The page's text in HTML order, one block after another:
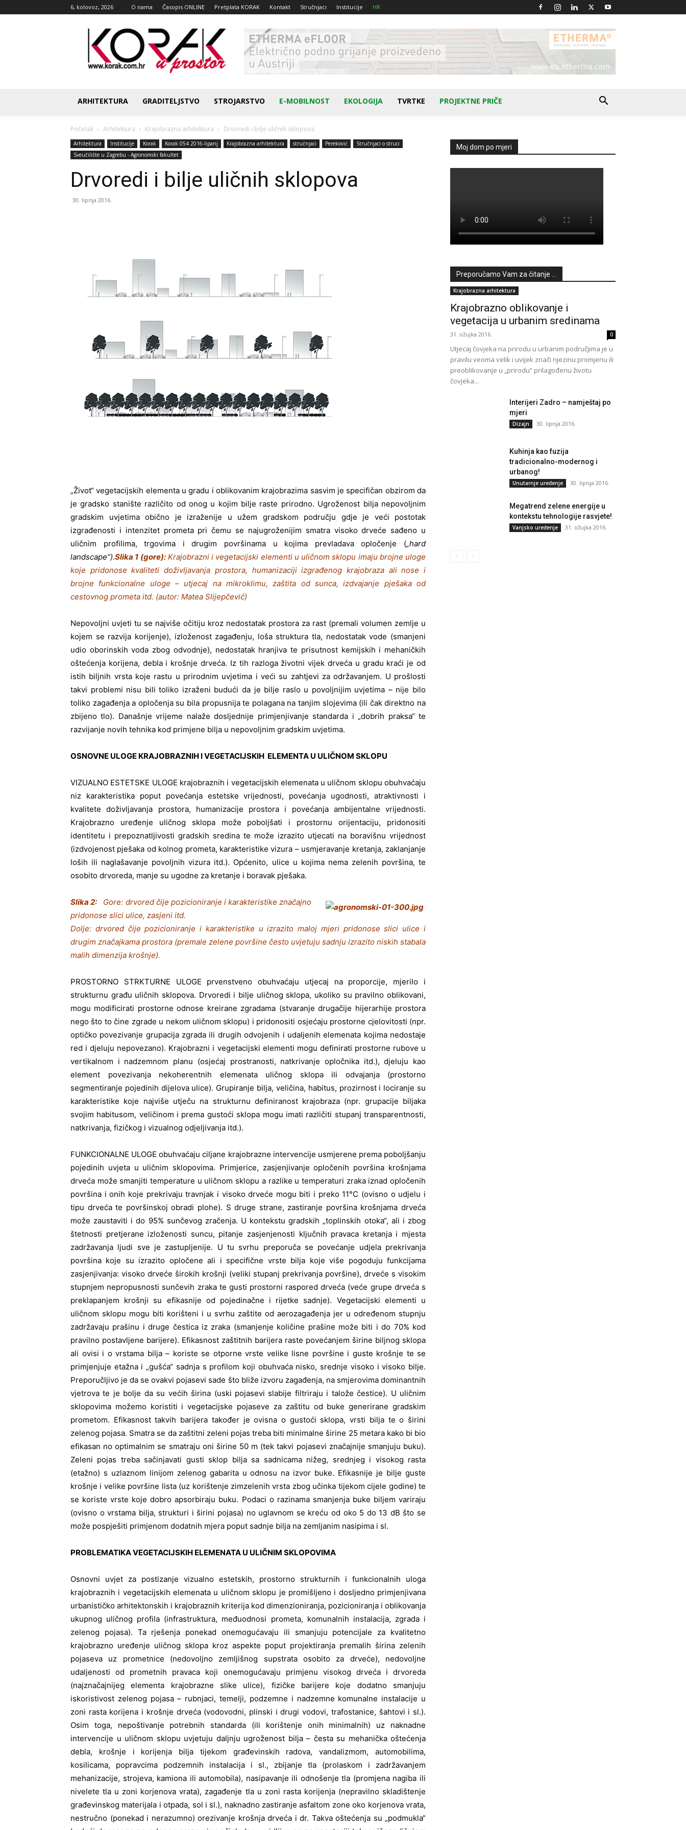
6, kolovoz, 2026 O nama Časopis ONLINE Pretplata KORAK Kontakt Stručnjaci Institucije HR
Korak
u
prostor
ARHITEKTURA GRADITELJSTVO STROJARSTVO E-MOBILNOST EKOLOGIJA TVRTKE PROJEKTNE PRIČE
Početak Arhitektura Krajobrazna arhitektura Drvoredi i bilje uličnih sklopova
Arhitektura Institucije Korak Korak 054 2016-lipanj Krajobrazna arhitektura stručnjaci Pereković
Stručnjaci o struci
Sveučilište u Zagrebu - Agronomski fakultet
Drvoredi i bilje uličnih sklopova
30. lipnja 2016.
„Život“ vegetacijskih elementa u gradu i oblikovanim krajobrazima sasvim je specifičan obzirom da
je gradsko stanište različito od onog u kojim bilje raste prirodno. Ugroženost bilja nepovoljnim
gradskim uvjetima obično je izraženije u užem gradskom području gdje je veći postotak
izgrađenosti i intenzitet prometa pri čemu se najugroženijim smatra visoko drveće sađeno u
uličnim profilima, trgovima i drugim površinama u kojima prevladava opločenje („hard
landscape“).Slika 1 (gore):Krajobrazni i vegetacijski elementi u uličnom sklopu imaju brojne uloge
koje pridonose kvaliteti doživljavanja prostora, humanizaciji izgrađenog krajobraza ali nose i
brojne funkcionalne uloge – utjecaj na mikroklimu, zaštita od sunca, izdvajanje pješaka od
cestovnog prometa itd. (autor: Matea Slijepčević)
Nepovoljni uvjeti tu se najviše očitiju kroz nedostatak prostora za rast (premali volumen zemlje u
kojem se razvija korijenje), izloženost zagađenju, loša struktura tla, nedostatak vode (smanjeni
udio oborinskih voda zbog odvodnje), nedostatak hranjiva te prisutnost kemijskih i mehaničkih
oštećenja korijena, debla i krošnje drveća. Iz tih razloga životni vijek drveća u gradu kraći je od
istih biljnih vrsta koje rastu u prirodnim uvjetima i veći su zahtjevi za održavanjem. U prošlosti
takvi problemi nisu bili toliko izraženi budući da je bilje raslo u povoljnijim uvjetima – nije bilo
toliko zagađenja a opločenja su bila propusnija te polagana na tanjim slojevima (ili čak direktno na
zbijeno tlo). Današnje vrijeme nalaže dosljednije primjenjivanje standarda i „dobrih praksa“ te
razvijanje novih tehnika kod primjene bilja u nepovoljnim gradskim uvjetima.
OSNOVNE ULOGE KRAJOBRAZNIH I VEGETACIJSKIH ELEMENTA U ULIČNOM SKLOPU
VIZUALNO ESTETSKE ULOGE krajobraznih i vegetacijskih elemenata u uličnom sklopu obuhvaćaju
niz karakteristika poput povećanja estetske vrijednosti, povećanja ugodnosti, atraktivnosti i
kvalitete doživljavanja prostora, humanizacije prostora i povećanja ambijentalne vrijednosti.
Krajobrazno uređenje uličnog sklopa može poboljšati i prostornu orijentaciju, pridonositi
identitetu i prepoznatljivosti gradskih sredina te može izrazito utjecati na boravišnu vrijednost
(izdvojenost pješaka od kolnog prometa, karakteristike vizura – usmjeravanje kretanja, zaklanjanje
loših ili naglašavanje povoljnih vizura itd.). Općenito, ulice u kojima nema zelenih površina, te
osobito drvoreda, manje su ugodne za kretanje i boravak pješaka.
Slika 2: Gore: drvored čije pozicioniranje i karakteristike značajno
pridonose slici ulice, zasjeni itd.
Dolje: drvored čije pozicioniranje i karakteristike u izrazito maloj mjeri pridonose slici ulice i
drugim značajkama prostora (premale zelene površine često uvjetuju sadnju izrazito niskih stabala
malih dimenzija krošnje).
PROSTORNO STRKTURNE ULOGE prvenstveno obuhvaćaju utjecaj na proporcije, mjerilo i
strukturnu građu uličnih sklopova. Drvoredi i bilje uličnog sklopa, ukoliko su pravilno oblikovani,
mogu modificirati prostorne odnose kreirane zgradama (stvaranje drugačije hijerarhije prostora
nego što to čine zgrade u nekom uličnom sklopu) i pridonositi osjećaju prostorne cjelovitosti (npr.
optičko povezivanje grupacija zgrada ili drugih odvojenih i udaljenih elemenata kojima nedostaje
red i djeluju nepovezano). Krajobrazni i vegetacijski elementi mogu definirati prostorne rubove u
vertikalnom i nadzemnom planu (osjećaj prostranosti, natkrivanje opločnika itd.), djeluju kao
element povezivanja nekoherentnih elemenata uličnog sklopa ili odvajanja (prostorno
segmentiranje pojedinih dijelova ulice). Grupiranje bilja, veličina, habitus, prozirnost i lociranje su
karakteristike koje najviše utječu na strukturnu definiranost krajobraza (npr. grupacije biljaka
svojim habitusom, veličinom i prema gustoći sklopa mogu imati različiti stupanj transparentnosti,
natkrivanja, fizičkog i vizualnog odjeljivanja itd.).
FUNKCIONALNE ULOGE obuhvaćaju ciljane krajobrazne intervencije usmjerene prema poboljšanju
pojedinih uvjeta u uličnim sklopovima. Primjerice, zasjenjivanje opločenih površina krošnjama
drveća može smanjiti temperature u uličnom sklopu a razlike u temperaturi zraka iznad opločenih
površina i onih koje prekrivaju travnjak i visoko drveće mogu biti i preko 11°C (ovisno o udjelu i
tipu drveća te površinskoj obradi plohe). S druge strane, zastiranje površina krošnjama drveća
može zaustaviti i do 95% sunčevog zračenja. U kontekstu gradskih „toplinskih otoka“, ali i zbog
štetnosti pretjerane izloženosti suncu, pitanje zasjenjenosti ključnih pravaca kretanja i mjesta
zadržavanja ljudi sve je zastupljenije. U tu svrhu preporuča se povećanje udjela prekrivanja
površina koje su izrazito opločene ali i specifične vrste bilja koje više pogoduju funkcijama
zasjenjivanja: visoko drveće širokih krošnji (veliki stupanj prekrivanja površine), drveće s visokim
stupnjem nepropusnosti sunčevih zraka te gusti prostorni raspored drveća (veće grupe drveća s
preklapanjem krošnji su efikasnije od pojedinačne i rijetke sadnje). Vegetacijski elementi u
uličnom sklopu mogu biti korišteni i u svrhu zaštite od aerozagađenja jer u određenom stupnju
zadržavaju prašinu i druge čestica iz zraka (smanjenje količine prašine može biti i do 70% kod
pravilno postavljene barijere). Efikasnost zaštitnih barijera raste povećanjem širine biljnog sklopa
ali ovisi i o vrstama bilja – koriste se otporne vrste velike lisne površine i guste krošnje te se
primjenjuje etažna i „gušća“ sadnja s profilom koji obuhvaća nisko, srednje visoko i visoko bilje.
Preporučljivo je da se ovakvi pojasevi sade što bliže izvoru zagađenja, na smjerovima dominantnih
vjetrova te je bolje da su većih širina (uski pojasevi slabije filtriraju i talože čestice). U uličnim
sklopovima možemo koristiti i vegetacijske pojaseve za zaštitu od buke generirane gradskim
prometom. Efikasnost takvih barijera također je ovisna o gustoći sklopa, vrsti bilja te o širini
zelenog pojasa. Smatra se da zaštitni zeleni pojas treba biti minimalne širine 25 metara kako bi bio
efikasan no optimalnim se smatraju oni širine 50 m (tek takvi pojasevi značajnije smanjuju buku).
Zeleni pojas treba sačinjavati gusti sklop bilja sa sadnicama nižeg, srednjeg i visokog rasta
(etažno) s uzlaznom linijom zelenog gabarita u odnosu na izvor buke. Efikasnije je bilje guste
krošnje i velike površine lista (uz korištenje zimzelenih vrsta zbog učinka tijekom cijele godine) te
se koriste vrste koje dobro apsorbiraju buku. Podaci o razinama smanjenja buke biljem variraju
(ovisno o vrstama bilja, strukturi i širini pojasa) no uglavnom se kreću od oko 5 do 13 dB što se
može pospješiti primjenom dodatnih mjera poput sadnje bilja na zemljanim nasipima i sl.
PROBLEMATIKA VEGETACIJSKIH ELEMENATA U ULIČNIM SKLOPOVIMA
Osnovni uvjet za postizanje vizualno estetskih, prostorno strukturnih i funkcionalnih uloga
krajobraznih i vegetacijskih elemenata u uličnom sklopu je promišljeno i dosljedno primjenjivana
urbanističko arhitektonskih i krajobraznih kriterija kod dimenzioniranja, pozicioniranja i oblikovanja
ukupnog uličnog profila (infrastruktura, međuodnosi prometa, komunalnih instalacija, zgrada i
zelenog pojasa). Ta rješenja ponekad onemogućavaju ili smanjuju potencijale za kvalitetno
krajobrazno uređenje uličnog sklopa kroz aspekte poput projektiranja premalih širina zelenih
pojaseva uz prometnice (nedovoljno zemljišnog supstrata osobito za drveće), nedovoljne
udaljenosti od prometnih pravaca koji onemogućavaju primjenu visokog drveća i drvoreda
(najznačajnijeg elementa krajobrazne slike ulice), fizičke barijere koje dodatno smanjuju
iskoristivost zelenog pojasa – rubnjaci, temelji, podzemne i nadzemne komunalne instalacije u
zoni rasta korijena i krošnje drveća (vodovodni, plinski i drugi vodovi, trafostanice, šahtovi i sl.).
Osim toga, nepoštivanje potrebnih standarda (ili korištenje onih minimalnih) uz naknadne
intervencije u uličnom sklopu uvjetuju daljnju ugroženost bilja – česta su mehanička oštećenja
debla, krošnje i korijenja bilja tijekom građevinskih radova, vandalizmom, automobilima,
kosilicama, popravcima podzemnih instalacija i sl., zbijanje tla (prolaskom i zadržavanjem
mehanizacije, strojeva, kamiona ili automobila), nasipavanje ili odnošenje tla (promjena nagiba ili
nivelete tla u zoni korjenova vrata), zagađenje tla u zoni rasta korijenja (nepravilno skladištenje
građevinskog materijala i otpada, sol i sl.), naknadno zastiranje asfaltom zone oko korjenova vrata,
nestručno (ponekad i nerazumno) orezivanje krošnja drveća i dr. Takva oštećenja su „podmukla“
Moj dom po mjeri
Preporučamo Vam za čitanje ...
Krajobrazna arhitektura
Krajobrazno oblikovanje i
vegetacija u urbanim sredinama
31. ožujka 2016. 0
Utjecaj čovjeka na prirodu u urbanim područjima je u
pravilu veoma velik i uvijek znači njezinu promjenu ili
preoblikovanje u „prirodu“ prilagođenu životu
čovjeka...
Interijeri Zadro – namještaj po
mjeri
Dizajn 30. lipnja 2016.
Kuhinja kao fuzija
tradicionalno-modernog i
urbanog!
Unutarnje uređenje 30. lipnja 2016.
Megatrend zelene energije u
kontekstu tehnologije rasvjete!
Vanjsko uređenje 31. ožujka 2016.